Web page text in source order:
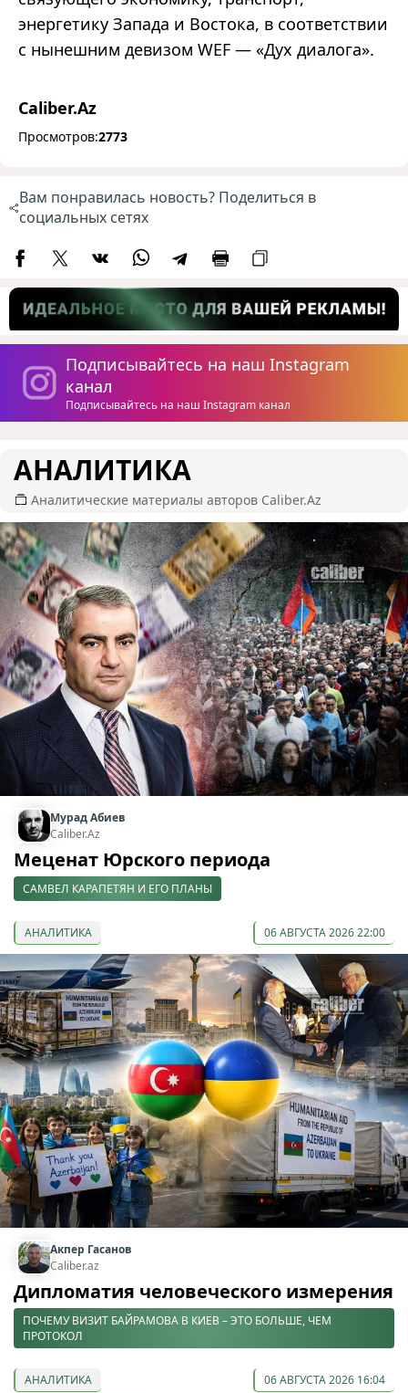
энергетику Запада и Востока, в соответствии
с нынешним девизом WEF — «Дух диалога».
Caliber.Az
Просмотров:2773
Вам понравилась новость? Поделиться в
социальных сетях
Подписывайтесь на наш Instagram
канал
Подписывайтесь на наш Instagram канал
АНАЛИТИКА
Аналитические материалы авторов Caliber.Az
Мурад Абиев
Caliber.Az
Меценат Юрского периода
САМВЕЛ КАРАПЕТЯН И ЕГО ПЛАНЫ
АНАЛИТИКА 06 АВГУСТА 2026 22:00
Акпер Гасанов
Caliber.az
Дипломатия человеческого измерения
ПОЧЕМУ ВИЗИТ БАЙРАМОВА В КИЕВ – ЭТО БОЛЬШЕ, ЧЕМ
ПРОТОКОЛ
АНАЛИТИКА 06 АВГУСТА 2026 16:04